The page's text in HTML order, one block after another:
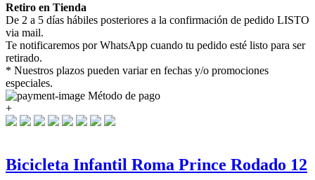
Retiro en Tienda
De 2 a 5 días hábiles posteriores a la confirmación de pedido LISTO
via mail.
Te notificaremos por WhatsApp cuando tu pedido esté listo para ser
retirado.
* Nuestros plazos pueden variar en fechas y/o promociones
especiales.
Método de pago
+
Bicicleta Infantil Roma Prince Rodado 12